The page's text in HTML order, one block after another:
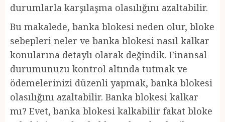
durumlarla karşılaşma olasılığını azaltabilir.
Bu makalede, banka blokesi neden olur, bloke
sebepleri neler ve banka blokesi nasıl kalkar
konularına detaylı olarak değindik. Finansal
durumunuzu kontrol altında tutmak ve
ödemelerinizi düzenli yapmak, banka blokesi
olasılığını azaltabilir. Banka blokesi kalkar
mı? Evet, banka blokesi kalkabilir fakat bloke